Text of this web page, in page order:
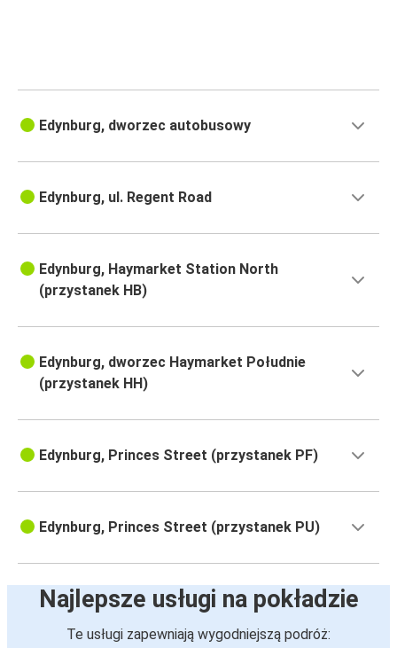
Edynburg
Edynburg
Leeds
Edynburg
Edynburg
Leicester
Edynburg, dworzec autobusowy
Edynburg, ul. Regent Road
Edynburg, Haymarket Station North
(przystanek HB)
Edynburg, dworzec Haymarket Południe
(przystanek HH)
Edynburg, Princes Street (przystanek PF)
Edynburg, Princes Street (przystanek PU)
Najlepsze usługi na pokładzie
Te usługi zapewniają wygodniejszą podróż: